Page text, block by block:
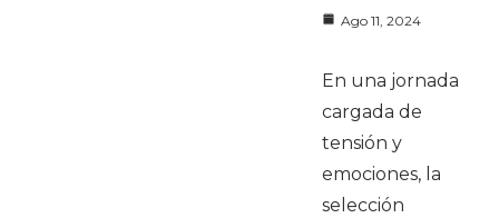
Ago 11, 2024
En una jornada
cargada de
tensión y
emociones, la
selección